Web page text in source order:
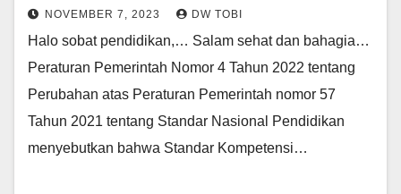
NOVEMBER 7, 2023 DW TOBI
Halo sobat pendidikan,… Salam sehat dan bahagia…
Peraturan Pemerintah Nomor 4 Tahun 2022 tentang
Perubahan atas Peraturan Pemerintah nomor 57
Tahun 2021 tentang Standar Nasional Pendidikan
menyebutkan bahwa Standar Kompetensi…